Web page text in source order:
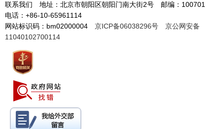
联系我们 地址：北京市朝阳区朝阳门南大街2号 邮编：100701
电话：+86-10-65961114
网站标识码：bm02000004 京ICP备06038296号
京公网安备
11040102700114